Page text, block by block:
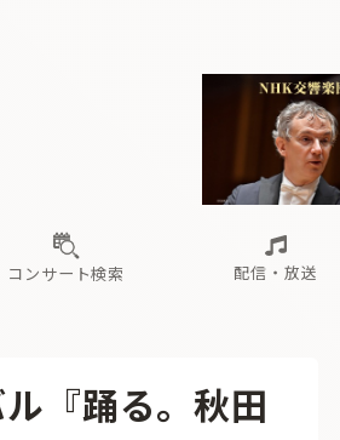
ら 海の向こうの音楽家 Aからの眺望
ラコンサート
過去の特集
コンサート検索 配信・放送
ブ配信スケジュール
ま ら
Aからの眺望
『踊る。秋田